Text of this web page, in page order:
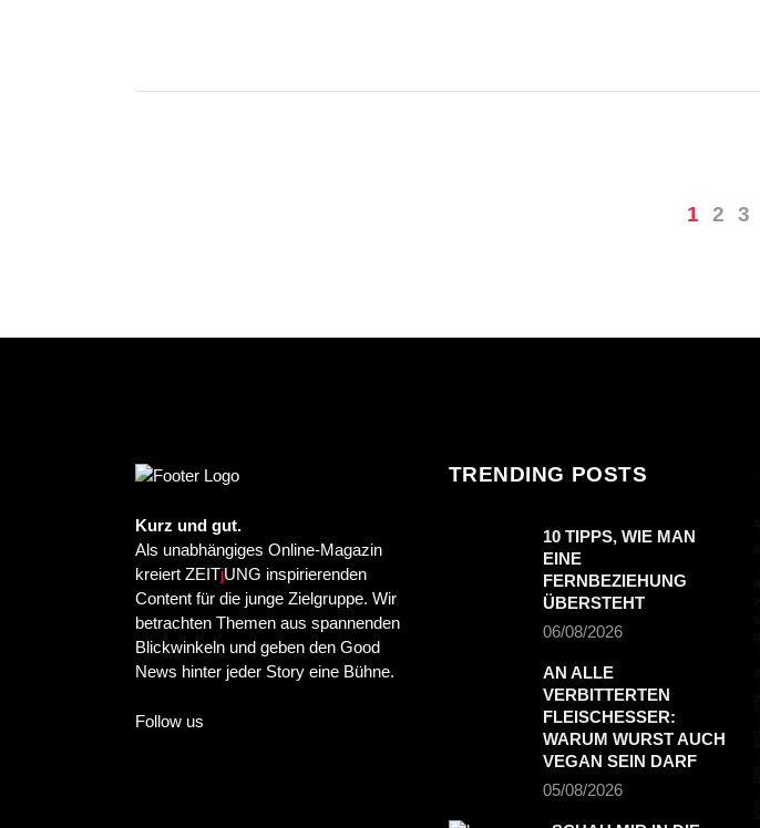
1 2 3
Kurz und gut.
Als unabhängiges Online-Magazin
kreiert ZEITjUNG inspirierenden
Content für die junge Zielgruppe. Wir
betrachten Themen aus spannenden
Blickwinkeln und geben den Good
News hinter jeder Story eine Bühne.
Follow us
TRENDING POSTS
10 TIPPS, WIE MAN
EINE
FERNBEZIEHUNG
ÜBERSTEHT
06/08/2026
AN ALLE
VERBITTERTEN
FLEISCHESSER:
WARUM WURST AUCH
VEGAN SEIN DARF
05/08/2026